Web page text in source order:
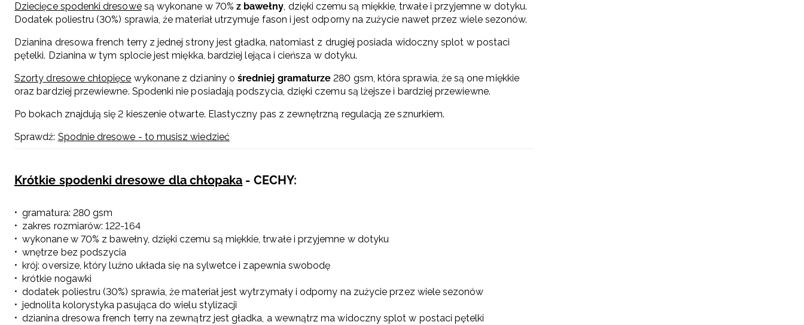
Dziecięce spodenki dresowesą wykonane w 70% z bawełny, dzięki czemu są miękkie, trwałe i przyjemne w dotyku.
Dodatek poliestru (30%) sprawia, że materiał utrzymuje fason i jest odporny na zużycie nawet przez wiele sezonów.
Dzianina dresowa french terry z jednej strony jest gładka, natomiast z drugiej posiada widoczny splot w postaci
pętelki. Dzianina w tym splocie jest miękka, bardziej lejąca i cieńsza w dotyku.
Szorty dresowe chłopięce wykonane z dzianiny ośredniej gramaturze 280 gsm, która sprawia, że są one miękkie
oraz bardziej przewiewne. Spodenki nie posiadają podszycia, dzięki czemu są lżejsze i bardziej przewiewne.
Po bokach znajdują się 2 kieszenie otwarte. Elastyczny pas z zewnętrzną regulacją ze sznurkiem.
Sprawdź: Spodnie dresowe - to musisz wiedzieć
Krótkie spodenki dresowe dla chłopaka - CECHY:
gramatura: 280 gsm
zakres rozmiarów: 122-164
wykonane w 70% z bawełny, dzięki czemu są miękkie, trwałe i przyjemne w dotyku
wnętrze bez podszycia
krój: oversize, który luźno układa się na sylwetce i zapewnia swobodę
krótkie nogawki
dodatek poliestru (30%) sprawia, że materiał jest wytrzymały i odporny na zużycie przez wiele sezonów
jednolita kolorystyka pasująca do wielu stylizacji
dzianina dresowa french terry na zewnątrz jest gładka, a wewnątrz ma widoczny splot w postaci pętelki